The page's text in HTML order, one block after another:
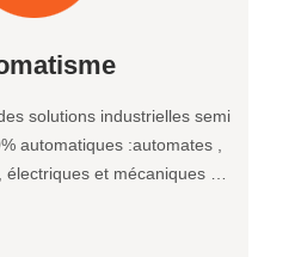
solutions industrielles semi
automatiques :automates ,
et mécaniques …